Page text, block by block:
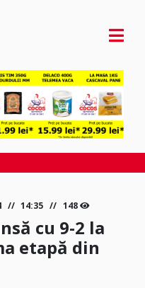
14:35 148
cu 9-2 la
etapă din